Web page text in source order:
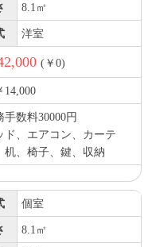
8.1㎡
洋室
(￥0)
14,000
手数料30000円
ド、エアコン、カーテ
机、椅子、鍵、収納
個室
8.1㎡